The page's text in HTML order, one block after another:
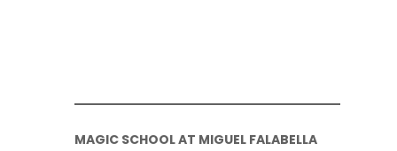
MAGIC SCHOOL AT MIGUEL FALABELLA